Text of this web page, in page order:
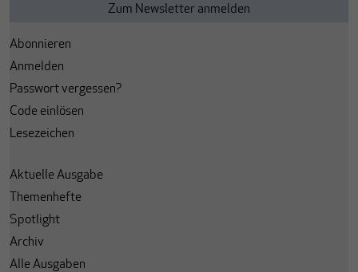
Abonnieren
Anmelden
Passwort vergessen?
Code einlösen
Lesezeichen
Aktuelle Ausgabe
Themenhefte
Spotlight
Archiv
Alle Ausgaben